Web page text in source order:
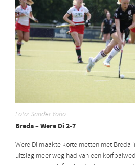
Foto: Sander Yoho
Breda – Were Di 2-7
Were Di maakte korte metten met Breda
uitslag meer weg had van een